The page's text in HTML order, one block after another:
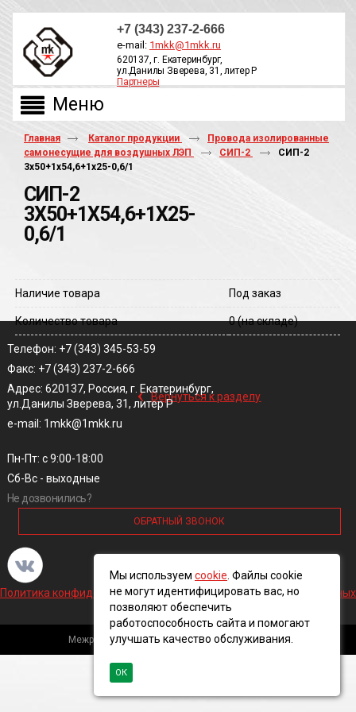
+7 (343) 237-2-666
e-mail: 1mkk@1mkk.ru
620137, г. Екатеринбург,
ул.Данилы Зверева, 31, литер Р
Партнеры
Главная Каталог продукции
Провода изолированные
самонесущие для воздушных ЛЭП
СИП-2
СИП-2
3х50+1х54,6+1х25-0,6/1
СИП-2
3Х50+1Х54,6+1Х25-
0,6/1
Наличие товара Под заказ
Количество товара 0(на складе)
‹ Вернуться к разделу
Телефон: +7 (343) 345-53-59
Факс: +7 (343) 237-2-666
Адрес: 620137, Россия, г. Екатеринбург,
ул.Данилы Зверева, 31, литер Р
e-mail: 1mkk@1mkk.ru
Пн-Пт: с 9:00-18:00
Сб-Вс - выходные
Не дозвонились?
ОБРАТНЫЙ ЗВОНОК
Политика конфиденциальности и обработки персональных данных
Межрегиональная кабельная компания, 2016 ©
Мы используем cookie . Файлы cookie
не могут идентифицировать вас, но
позволяют обеспечить
работоспособность сайта и помогают
улучшать качество обслуживания.
ОК